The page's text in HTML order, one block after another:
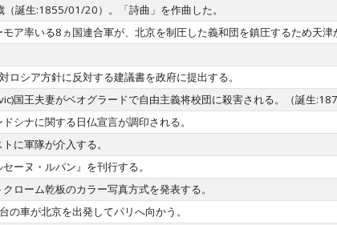
誕生:1855/01/20）。「詩曲」を作曲した。
ア率いる8ヵ国連合軍が、北京を制圧した義和団を鎮圧するため天津
シア方針に反対する建議書を政府に提出する。
国王夫妻がベオグラードで自由主義将校団に殺害される。（誕生
シナに関する日仏宣言が調印される。
に軍隊が介入する。
ーヌ・ルパン』を刊行する。
ローム乾板のカラー写真方式を発表する。
車が北京を出発してパリへ向かう。